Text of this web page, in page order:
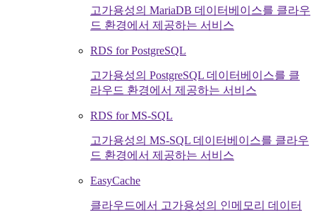
고가용성의 MariaDB 데이터베이스를 클라우
드 환경에서 제공하는 서비스
RDS for PostgreSQL
고가용성의 PostgreSQL 데이터베이스를 클
라우드 환경에서 제공하는 서비스
RDS for MS-SQL
고가용성의 MS-SQL 데이터베이스를 클라우
드 환경에서 제공하는 서비스
EasyCache
클라우드에서 고가용성의 인메모리 데이터